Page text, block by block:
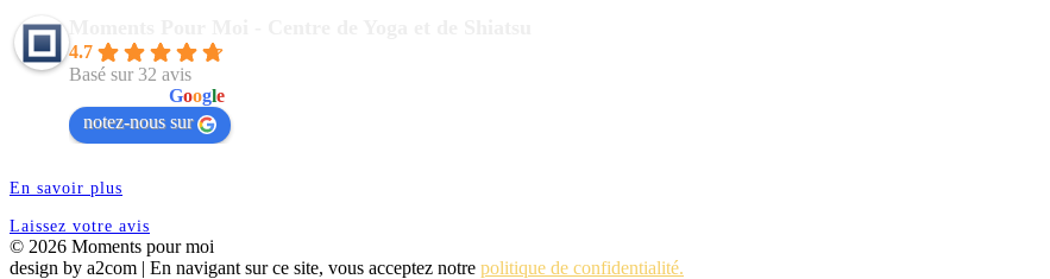
4.7
Basé sur 32 avis
Google
notez-nous sur
En savoir plus
Laissez votre avis
© 2026 Moments pour moi
design by a2com | En navigant sur ce site, vous acceptez notre politique de confidentialité.